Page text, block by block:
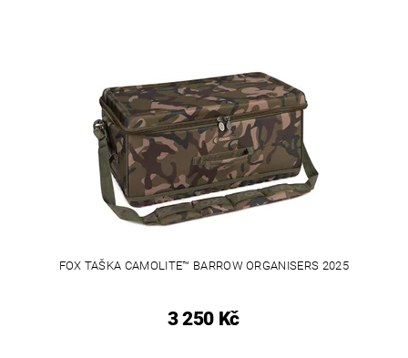
FOX TAŠKA CAMOLITE™ BARROW ORGANISERS 2025
3 250 Kč